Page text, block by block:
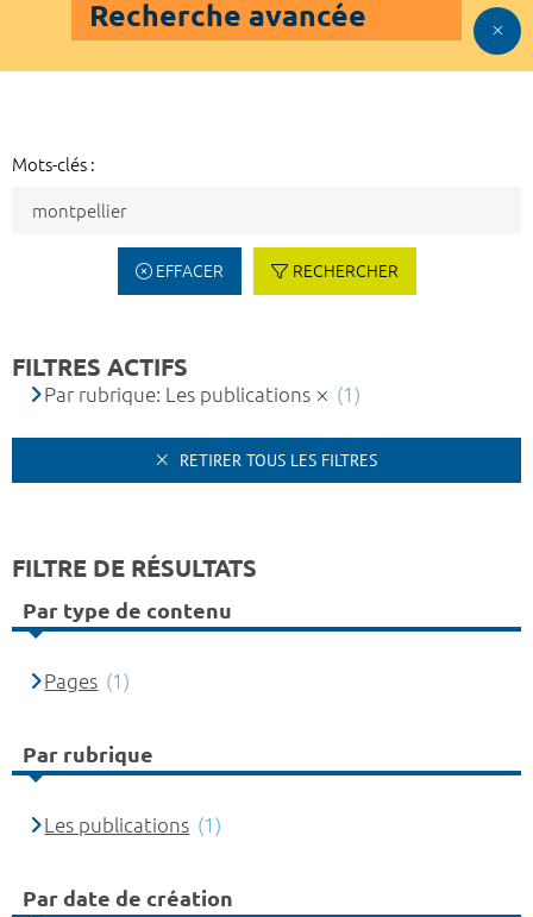
Recherche avancée
Mots-clés :
EFFACER RECHERCHER
FILTRES ACTIFS
Par rubrique: Les publications (1)
RETIRER TOUS LES FILTRES
FILTRE DE RÉSULTATS
Par type de contenu
Pages (1)
Par rubrique
Les publications (1)
Par date de création